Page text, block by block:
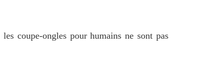
coupe-ongles pour humains ne sont pas